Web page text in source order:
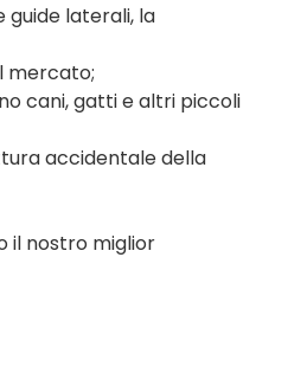
guide laterali, la
mercato;
cani, gatti e altri piccoli
accidentale della
il nostro miglior